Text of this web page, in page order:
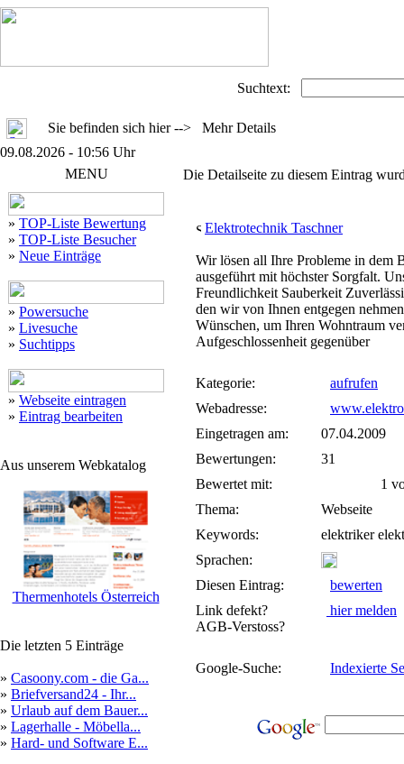
Suchtext:
Sie befinden sich hier --> Mehr Details
09.08.2026 - 10:56 Uhr
MENU
» TOP-Liste Bewertung
» TOP-Liste Besucher
» Neue Einträge
» Powersuche
» Livesuche
» Suchtipps
» Webseite eintragen
» Eintrag bearbeiten
Aus unserem Webkatalog
Thermenhotels Österreich
Die letzten 5 Einträge
» Casoony.com - die Ga...
» Briefversand24 - Ihr...
» Urlaub auf dem Bauer...
» Lagerhalle - Möbella...
» Hard- und Software E...
Die Detailseite zu diesem Eintrag
Elektrotechnik Taschner
Wir lösen all Ihre Probleme in dem
ausgeführt mit höchster Sorgfalt.
Freundlichkeit Sauberkeit
den wir von Ihnen entgegen
Wünschen, um Ihren Wohntraum
Aufgeschlossenheit gegenüber
Kategorie:
aufrufen
Webadresse:
Eingetragen am:
07.04.2009
Bewertungen:
31
Bewertet mit:
1
Thema:
Webseite
Keywords:
elektriker
Sprachen:
Diesen Eintrag:
bewerten
Link defekt?
AGB-Verstoss?
hier melden
Google-Suche: Indexierte